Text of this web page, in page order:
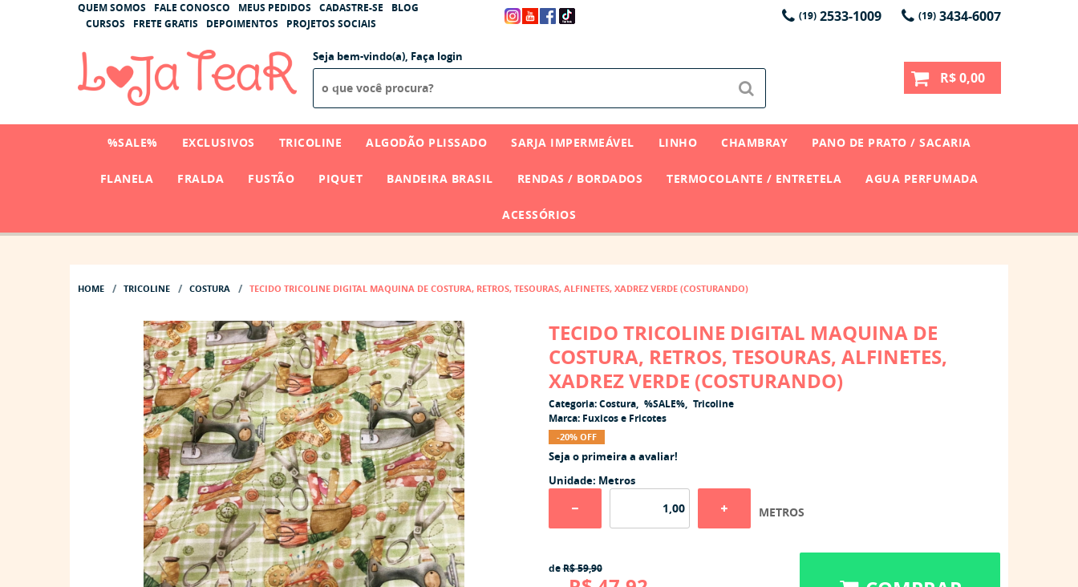
QUEM SOMOS FALE CONOSCO MEUS PEDIDOS CADASTRE-SE
BLOG
CURSOS
FRETE GRATIS DEPOIMENTOS PROJETOS SOCIAIS
(19)2533-1009 (19)3434-6007
Seja bem-vindo(a), Faça login
R$ 0,00
%SALE% EXCLUSIVOS TRICOLINE ALGODÃO PLISSADO SARJA IMPERMEÁVEL LINHO CHAMBRAY PANO DE PRATO / SACARIA
FLANELA FRALDA FUSTÃO PIQUET BANDEIRA BRASIL RENDAS / BORDADOS TERMOCOLANTE / ENTRETELA AGUA PERFUMADA
ACESSÓRIOS
HOME TRICOLINE COSTURA TECIDO TRICOLINE DIGITAL MAQUINA DE COSTURA, RETROS, TESOURAS, ALFINETES, XADREZ VERDE (COSTURANDO)
TECIDO TRICOLINE DIGITAL MAQUINA DE
COSTURA, RETROS, TESOURAS, ALFINETES,
XADREZ VERDE (COSTURANDO)
Categoria: Costura %SALE%
Tricoline
Marca: Fuxicos e Fricotes
-20% OFF
Seja o primeira a avaliar!
Unidade: Metros
METROS
deR$ 59,90